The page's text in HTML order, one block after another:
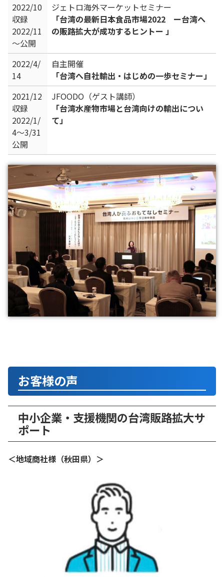
2022/10
収録
2022/11
～公開
ジェトロ海外マーケットセミナー
「台湾の最新日本食品市場2022 ー台湾へ
の販路拡大が成功するヒントー 」
2022/4/
14
自主開催
「台湾へ自社輸出・はじめの一歩セミナー」
2021/12
収録
2022/1/
4～3/31
公開
JFOODO（ゲスト講師）
「台湾水産物市場と台湾向けの輸出につい
て」
お客様の声
中小企業・支援機関の台湾販路拡大サ
ポート
＜地域商社様（秋田県）＞